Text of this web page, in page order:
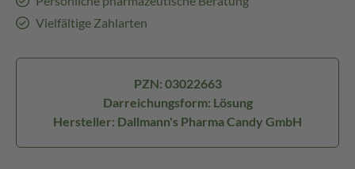
Vielfältige Zahlarten
PZN: 03022663
Darreichungsform: Lösung
Hersteller: Dallmann's Pharma Candy GmbH